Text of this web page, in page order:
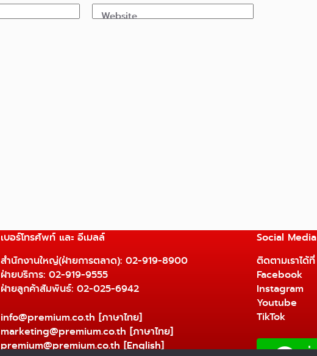
Website
เบอร์โทรศัพท์ และ อีเมลล์
สำนักงานใหญ่(ฝ่ายการตลาด): 02-919-8900
ฝ่ายบริการ: 02-919-9555
ฝ่ายลูกค้าสัมพันธ์: 02-025-6942
info@premium.co.th [ภาษาไทย]
marketing@premium.co.th [ภาษาไทย]
premium@premium.co.th [English]
Social Media
ติดตามเราได้ที่
Facebook
Instagram
Youtube
TikTok